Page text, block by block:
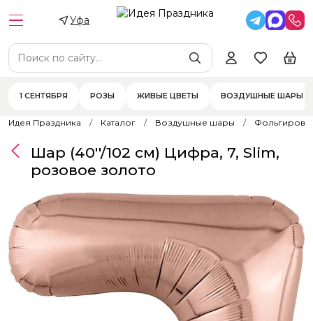
Уфа
1 СЕНТЯБРЯ РОЗЫ ЖИВЫЕ ЦВЕТЫ ВОЗДУШНЫЕ ШАРЫ
Идея Праздника Каталог Воздушные шары
Шар (40''/102 см) Цифра, 7, Slim,
розовое золото